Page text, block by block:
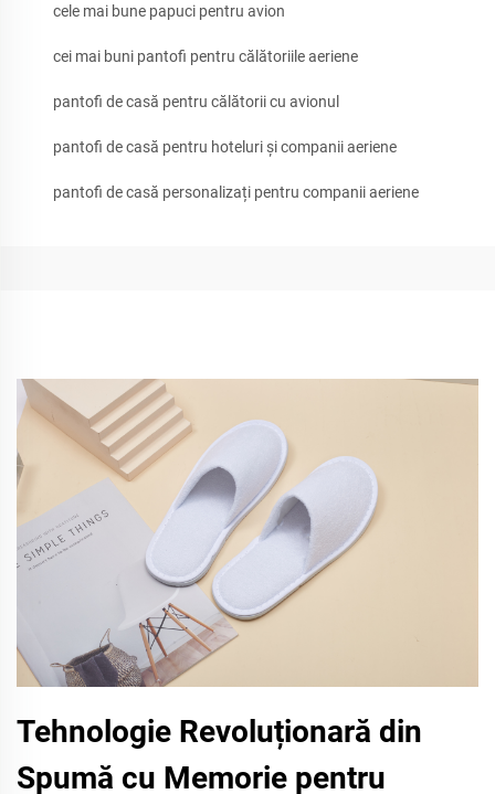
cele mai bune papuci pentru avion
cei mai buni pantofi pentru călătoriile aeriene
pantofi de casă pentru călătorii cu avionul
pantofi de casă pentru hoteluri și companii aeriene
pantofi de casă personalizați pentru companii aeriene
Tehnologie Revoluționară din
Spumă cu Memorie pentru